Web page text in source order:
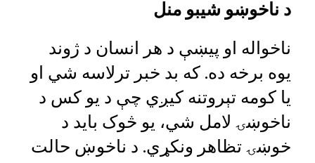
د ناخوښو شیبو منل
ناخواله او پیښې د هر انسان د ژوند
یوه برخه ده. که بد خبر ترلاسه شي او
یا کومه تېروتنه کیږي چې د یو کس د
ناخوښۍ لامل شي، یو څوک باید د
خوښۍ تظاهر ونکړي. د ناخوښ حالت